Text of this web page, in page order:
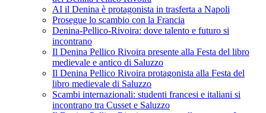
AI il Denina è protagonista in trasferta a Napoli
Prosegue lo scambio con la Francia
Denina-Pellico-Rivoira: dove talento e futuro si
incontrano
Il Denina Pellico Rivoira presente alla Festa del libro
medievale e antico di Saluzzo
Il Denina Pellico Rivoira protagonista alla Festa del
libro medievale di Saluzzo
Scambi internazionali: studenti francesi e italiani si
incontrano tra Cusset e Saluzzo